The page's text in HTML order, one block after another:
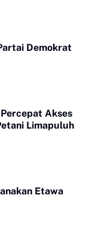
Demokrat
Akses
Limapuluh
Etawa